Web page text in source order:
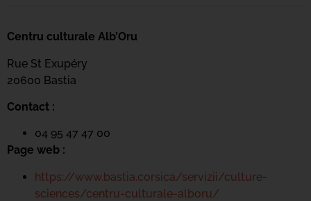
Centru culturale Alb’Oru
Rue St Exupéry
20600 Bastia
Contact :
04 95 47 47 00
Page web :
https://www.bastia.corsica/servizii/culture-
sciences/centru-culturale-alboru/